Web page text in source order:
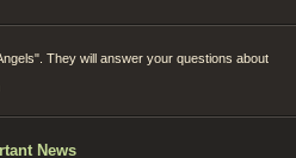
They will answer your questions about
News